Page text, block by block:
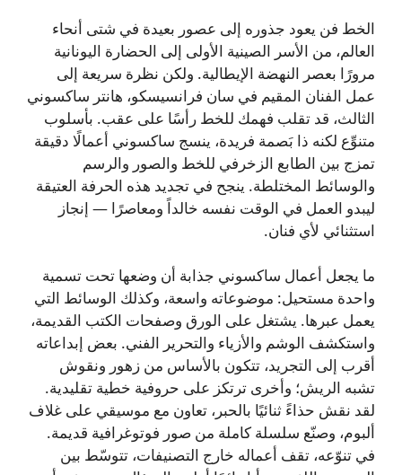
الخط فن يعود جذوره إلى عصور بعيدة في شتى أنحاء
العالم، من الأسر الصينية الأولى إلى الحضارة اليونانية
مرورًا بعصر النهضة الإيطالية. ولكن نظرة سريعة إلى
عمل الفنان المقيم في سان فرانسيسكو، هانتر ساكسوني
الثالث، قد تقلب فهمك للخط رأسًا على عقب. بأسلوب
متنوِّع لكنه ذا بَصمة فريدة، ينسج ساكسوني أعمالًا دقيقة
تمزج بين الطابع الزخرفي للخط والصور والرسم
والوسائط المختلطة. ينجح في تجديد هذه الحرفة العتيقة
ليبدو العمل في الوقت نفسه خالداً ومعاصرًا — إنجاز
استثنائي لأي فنان.
ما يجعل أعمال ساكسوني جذابة أن وضعها تحت تسمية
واحدة مستحيل: موضوعاته واسعة، وكذلك الوسائط التي
يعمل عبرها. يشتغل على الورق وصفحات الكتب القديمة،
واستكشف الوشم والأزياء والتحرير الفني. بعض إبداعاته
أقرب إلى التجريد، تتكون بالأساس من زهور ونقوش
تشبه الريش؛ وأخرى ترتكز على حروفية خطية تقليدية.
لقد نقش حذاءً ثنائيًا بالحبر، تعاون مع موسيقي على غلاف
ألبوم، وصنّع سلسلة كاملة من صور فوتوغرافية قديمة.
في تنوّعه، تقف أعماله خارج التصنيفات، تتوسّط بين